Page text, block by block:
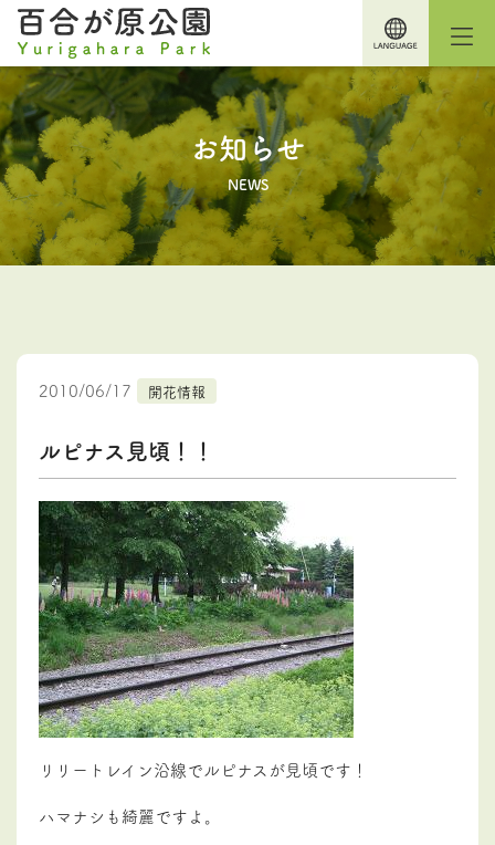
お知らせ
NEWS
2010/06/17 開花情報
ルピナス見頃！！
リリートレイン沿線でルピナスが見頃です！
ハマナシも綺麗ですよ。